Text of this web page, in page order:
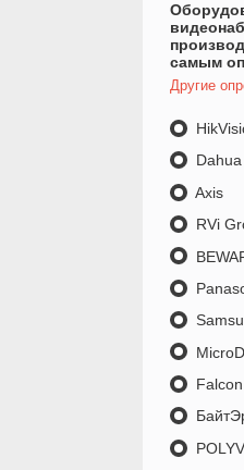
самым
Другие
Dahua
Axis
RVi